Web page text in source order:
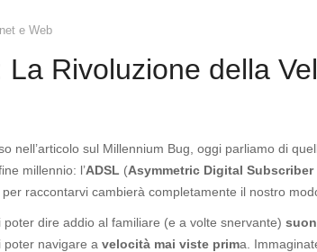
e Web
La Rivoluzione della
nell’articolo sul Millennium Bug, oggi parliamo di
millennio: l’ADSL (Asymmetric Digital Subscriber
raccontarvi cambierà completamente il nostro
poter dire addio al familiare (e a volte snervante)
poter navigare a velocità mai viste prima.